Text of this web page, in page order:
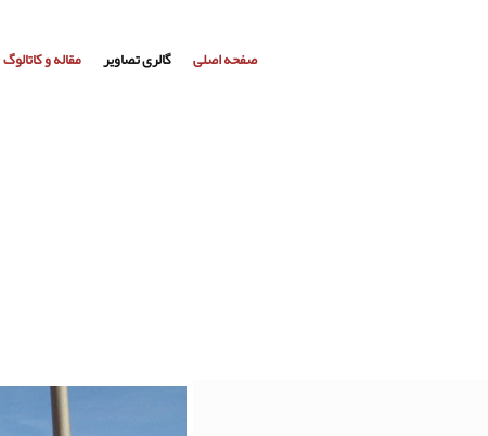
صفحه اصلی گالری تصاویر مقاله و کاتالوگ